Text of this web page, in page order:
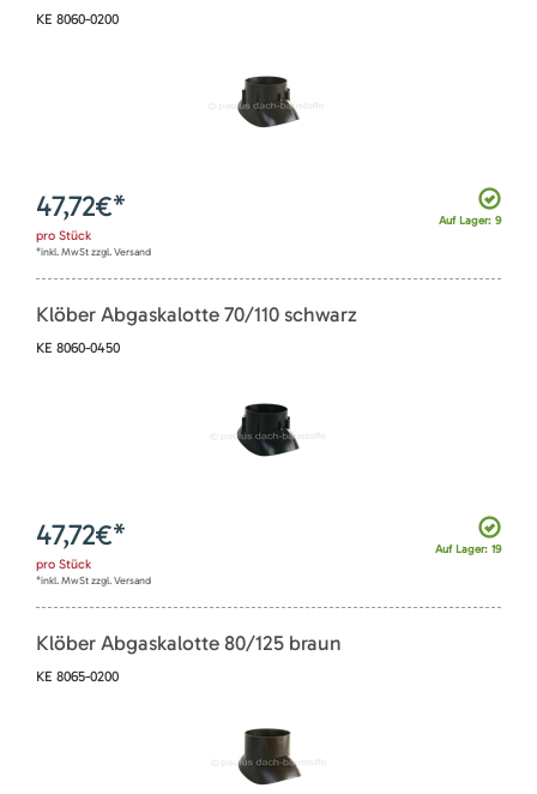
KE 8060-0200
Auf Lager: 9
47,72€*
pro Stück
*inkl. MwSt zzgl. Versand
Klöber Abgaskalotte 70/110 schwarz
KE 8060-0450
Auf Lager: 19
47,72€*
pro Stück
*inkl. MwSt zzgl. Versand
Klöber Abgaskalotte 80/125 braun
KE 8065-0200